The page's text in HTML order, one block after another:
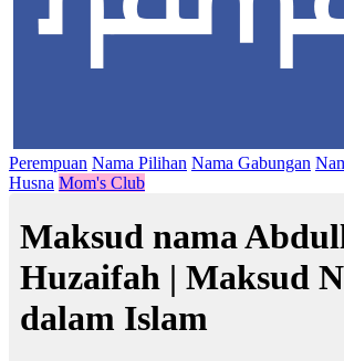
Perempuan Nama Pilihan Nama Gabungan
Husna Mom's Club
Maksud nama
Huzaifah | Maksud
dalam Islam